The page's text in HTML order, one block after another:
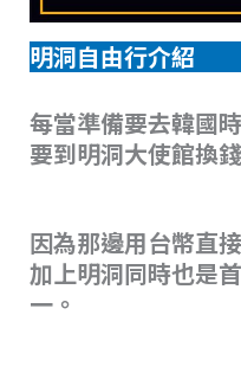
明洞自由行介紹
每當準備要去韓國
要到明洞大使館換錢
因為那邊用台幣直
加上明洞同時也是
一。